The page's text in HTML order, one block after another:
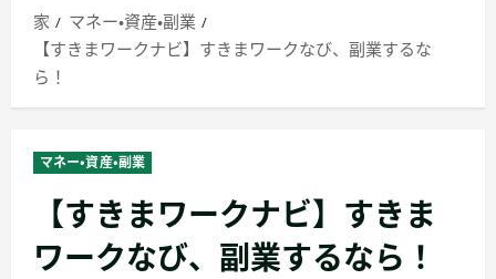
イ
マ
リ
ニ
ュ
家
マネー・資産・副業
【すきまワークナビ】すきまワークなび、副業するな
ら！
マネー・資産・副業
【すきまワークナビ】すきま
ワークなび、副業するなら！